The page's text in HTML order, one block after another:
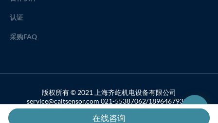
认证
采购FAQ
版权所有 © 2021 上海齐屹机电设备有限公司
service@caltsensor.com 021-55387062/18964679357
备案号：沪ICP备19033459号-2
在线咨询